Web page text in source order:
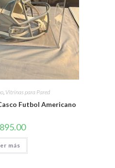
, Vitrinas para Pared
Futbol Americano
más